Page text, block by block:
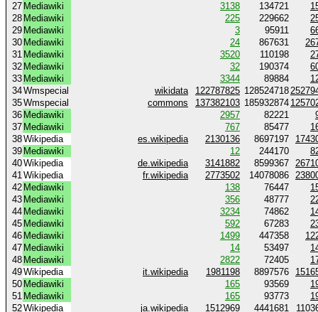
27 Mediawiki 3138 134721
28 Mediawiki 225 229662
29 Mediawiki 3 95911
30 Mediawiki 24 867631
31 Mediawiki 3520 110198
32 Mediawiki 32 190374
33 Mediawiki 3344 89884
34Wmspecial wikidata 122787825 128524718
35Wmspecial commons 137382103 185932874
36 Mediawiki 2957 82221
37 Mediawiki 767 85477
38Wikipedia es.wikipedia 2130136 8697197
39 Mediawiki 12 244170
40Wikipedia de.wikipedia 3141882 8599367
41Wikipedia fr.wikipedia 2773502 14078086
42 Mediawiki 138 76447
43 Mediawiki 356 48777
44 Mediawiki 3234 74862
45 Mediawiki 592 67283
46 Mediawiki 1499 447358
47 Mediawiki 14 53497
48 Mediawiki 2822 72405
49Wikipedia it.wikipedia 1981198 8897576
50 Mediawiki 165 93569
51 Mediawiki 165 93773
52Wikipedia ja.wikipedia 1512969 4441681